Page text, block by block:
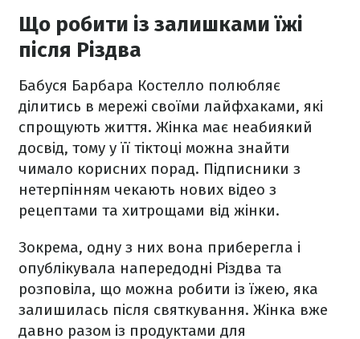
Що робити із залишками їжі
після Різдва
Бабуся Барбара Костелло полюбляє
ділитись в мережі своїми лайфхаками, які
спрощують життя. Жінка має неабиякий
досвід, тому у її тіктоці можна знайти
чимало корисних порад. Підписники з
нетерпінням чекають нових відео з
рецептами та хитрощами від жінки.
Зокрема, одну з них вона приберегла і
опублікувала напередодні Різдва та
розповіла, що можна робити із їжею, яка
залишилась після святкування. Жінка вже
давно разом із продуктами для